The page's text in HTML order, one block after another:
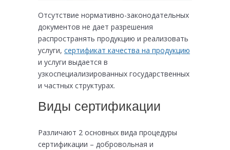
Отсутствие нормативно-законодательных
документов не дает разрешения
распространять продукцию и реализовать
услуги, сертификат качества на продукцию
и услуги выдается в
узкоспециализированных государственных
и частных структурах.
Виды сертификации
Различают 2 основных вида процедуры
сертификации – добровольная и